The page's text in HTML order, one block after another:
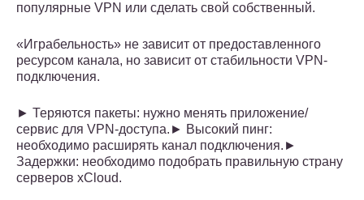
популярные VPN или сделать свой собственный.
«Играбельность» не зависит от предоставленного
ресурсом канала, но зависит от стабильности VPN-
подключения.
► Теряются пакеты: нужно менять приложение/
сервис для VPN-доступа.► Высокий пинг:
необходимо расширять канал подключения.►
Задержки: необходимо подобрать правильную страну
серверов xCloud.